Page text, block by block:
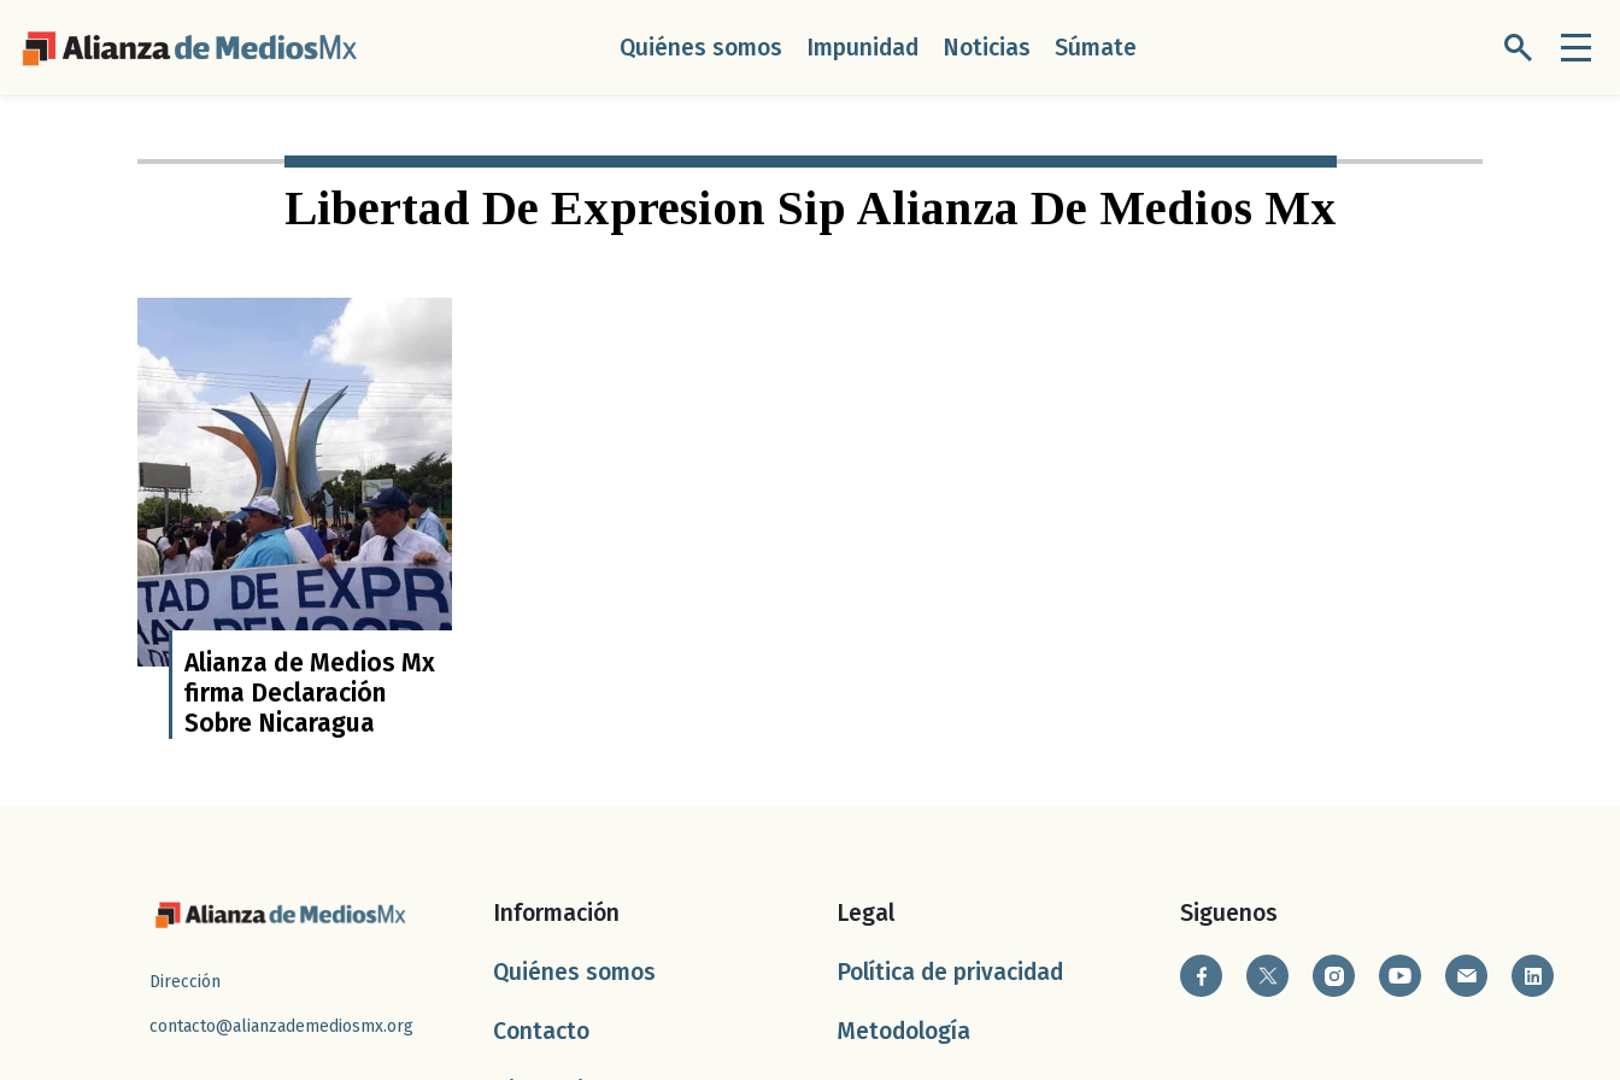
Quiénes somos Impunidad Noticias Súmate
Libertad De Expresion Sip Alianza De Medios Mx
Alianza de Medios Mx
firma Declaración
Sobre Nicaragua
Dirección
contacto@alianzademediosmx.org
Información
Quiénes somos
Contacto
Legal
Política de privacidad
Metodología
Siguenos